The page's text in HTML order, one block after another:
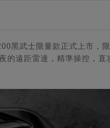
黑武士限量款正式上市，
的遠距雷達，精準操控，直